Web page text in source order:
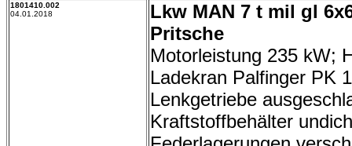
1801410.002
04.01.2018
Lkw MAN 7 t mil gl
Pritsche
Motorleistung 235 kW;
Ladekran Palfinger PK
Lenkgetriebe
Kraftstoffbehälter